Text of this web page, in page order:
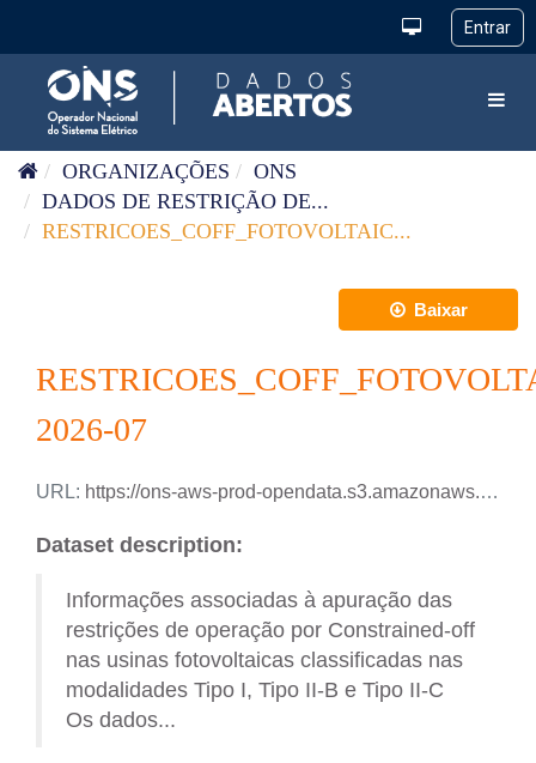
ORGANIZAÇÕES
ONS
DADOS DE RESTRIÇÃO DE...
RESTRICOES_COFF_FOTOVOLTAIC...
Baixar
2026-07
URL: https://ons-aws-prod-opendata.s3.amazonaws.com/dataset/restricao_coff_fotovoltaica_tm/RESTRICAO_COFF_FOTOVOLTAICA_2026_07.xlsx
Dataset description:
Informações associadas à apuração das
restrições de operação por Constrained-off
nas usinas fotovoltaicas classificadas nas
modalidades Tipo I, Tipo II-B e Tipo II-C
Os dados...